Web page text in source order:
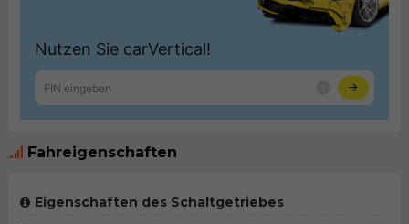
Fahreigenschaften
Eigenschaften des Schaltgetriebes